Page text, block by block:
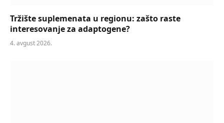
Tržište suplemenata u regionu: zašto raste
interesovanje za adaptogene?
4. avgust 2026.